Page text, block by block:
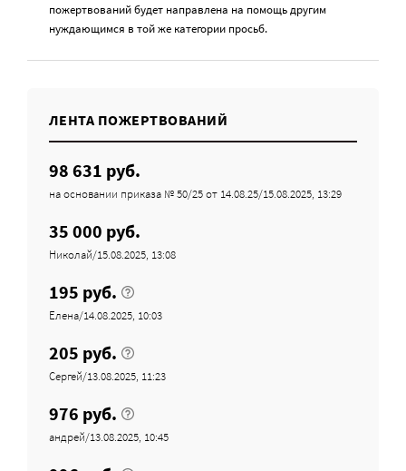
пожертвований будет направлена на помощь другим
нуждающимся в той же категории просьб.
ЛЕНТА ПОЖЕРТВОВАНИЙ
98 631 руб.
на основании приказа № 50/25 от 14.08.25/15.08.2025, 13:29
35 000 руб.
Николай/15.08.2025, 13:08
195 руб.
Елена/14.08.2025, 10:03
205 руб.
Сергей/13.08.2025, 11:23
976 руб.
андрей/13.08.2025, 10:45